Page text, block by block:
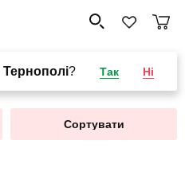
Тернополі? Так Ні
Сортувати